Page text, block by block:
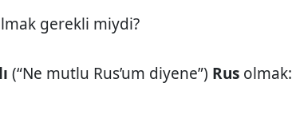
gerekli miydi?
(“Ne mutlu Rus’um diyene”) Rus olmak: